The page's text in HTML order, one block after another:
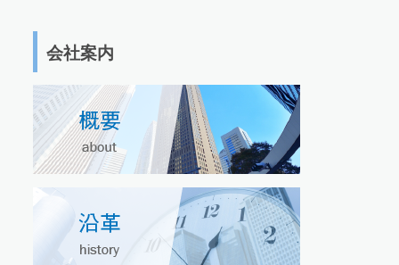
会社案内